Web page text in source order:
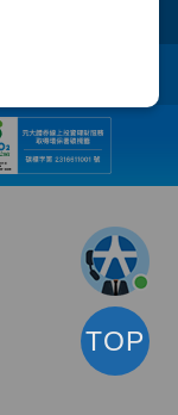
TOP